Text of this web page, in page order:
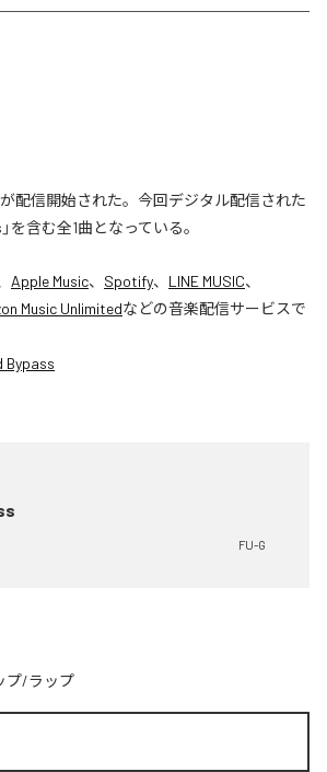
が配信開始された。今回デジタル配信された
を含む全1曲となっている。
Apple Music、 Spotify、 LINE MUSIC、
Music Unlimitedなどの音楽配信サービスで
Bypass
FU-G
プ/ラップ